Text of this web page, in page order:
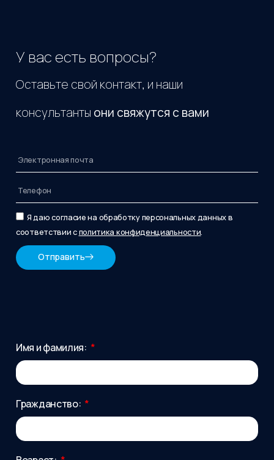
У вас есть вопросы?
Оставьте свой контакт, и наши
консультанты они свяжутся с вами
Я даю согласие на обработку персональных данных в
соответствии сполитика конфиденциальности
Отправить
Имя и фамилия:
Гражданство: